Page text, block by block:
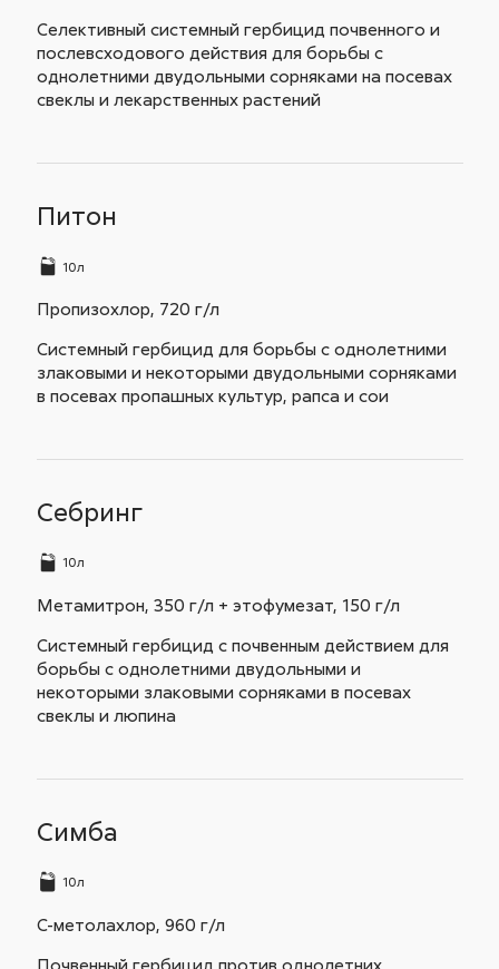
Селективный системный гербицид почвенного и
послевсходового действия для борьбы с
однолетними двудольными сорняками на посевах
свеклы и лекарственных растений
Питон
10л
Пропизохлор, 720 г/л
Системный гербицид для борьбы с однолетними
злаковыми и некоторыми двудольными сорняками
в посевах пропашных культур, рапса и сои
Себринг
10л
Метамитрон, 350 г/л + этофумезат, 150 г/л
Системный гербицид с почвенным действием для
борьбы с однолетними двудольными и
некоторыми злаковыми сорняками в посевах
свеклы и люпина
Симба
10л
С-метолахлор, 960 г/л